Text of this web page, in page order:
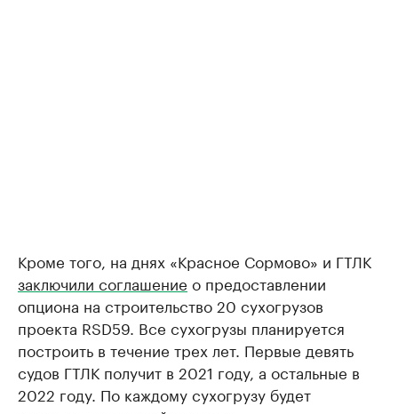
Кроме того, на днях «Красное Сормово» и ГТЛК
заключили соглашение о предоставлении
опциона на строительство 20 сухогрузов
проекта RSD59. Все сухогрузы планируется
построить в течение трех лет. Первые девять
судов ГТЛК получит в 2021 году, а остальные в
2022 году. По каждому сухогрузу будет